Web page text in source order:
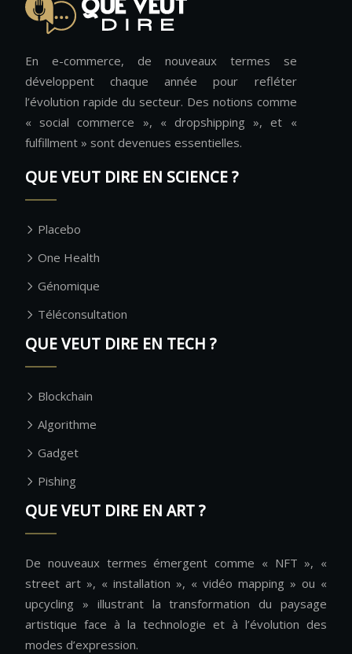
En e-commerce, de nouveaux termes se
développent chaque année pour refléter
l’évolution rapide du secteur. Des notions comme
« social commerce », « dropshipping », et «
fulfillment » sont devenues essentielles.
QUE VEUT DIRE EN SCIENCE ?
Placebo
One Health
Génomique
Téléconsultation
QUE VEUT DIRE EN TECH ?
Blockchain
Algorithme
Gadget
Pishing
QUE VEUT DIRE EN ART ?
De nouveaux termes émergent comme « NFT », «
street art », « installation », « vidéo mapping » ou «
upcycling » illustrant la transformation du paysage
artistique face à la technologie et à l’évolution des
modes d’expression.